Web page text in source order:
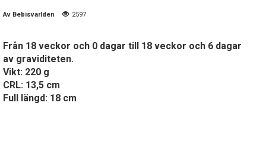
Av Bebisvarlden 2597
Från 18 veckor och 0 dagar till 18 veckor och 6 dagar
av graviditeten.
Vikt: 220 g
CRL: 13,5 cm
Full längd: 18 cm